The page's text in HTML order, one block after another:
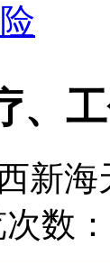
、
新
数